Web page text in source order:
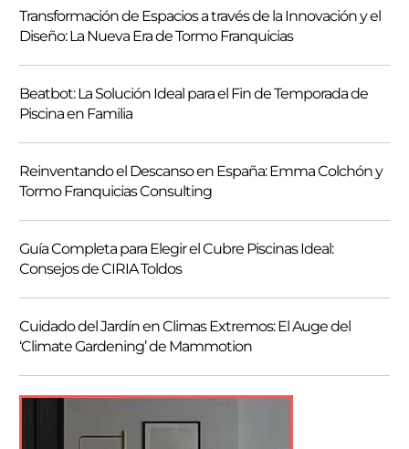
c
a
r
Transformación de Espacios a través de la Innovación y el
Diseño: La Nueva Era de Tormo Franquicias
Beatbot: La Solución Ideal para el Fin de Temporada de
Piscina en Familia
Reinventando el Descanso en España: Emma Colchón y
Tormo Franquicias Consulting
Guía Completa para Elegir el Cubre Piscinas Ideal:
Consejos de CIRIA Toldos
Cuidado del Jardín en Climas Extremos: El Auge del
‘Climate Gardening’ de Mammotion